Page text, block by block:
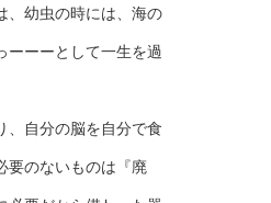
、幼虫の時には、海の
ーーーとして一生を過
、自分の脳を自分で食
要のないものは『廃